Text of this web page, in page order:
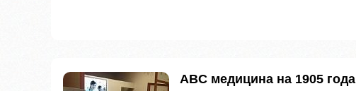
ABC медицина на 1905 года